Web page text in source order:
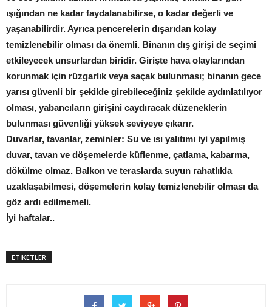
ışığından ne kadar faydalanabilirse, o kadar değerli ve
yaşanabilirdir. Ayrıca pencerelerin dışarıdan kolay
temizlenebilir olması da önemli. Binanın dış girişi de seçimi
etkileyecek unsurlardan biridir. Girişte hava olaylarından
korunmak için rüzgarlık veya saçak bulunması; binanın gece
yarısı güvenli bir şekilde girebileceğiniz şekilde aydınlatılıyor
olması, yabancıların girişini caydıracak düzeneklerin
bulunması güvenliği yüksek seviyeye çıkarır.
Duvarlar, tavanlar, zeminler: Su ve ısı yalıtımı iyi yapılmış
duvar, tavan ve döşemelerde küflenme, çatlama, kabarma,
dökülme olmaz. Balkon ve teraslarda suyun rahatlıkla
uzaklaşabilmesi, döşemelerin kolay temizlenebilir olması da
göz ardı edilmemeli.
İyi haftalar..
ETİKETLER